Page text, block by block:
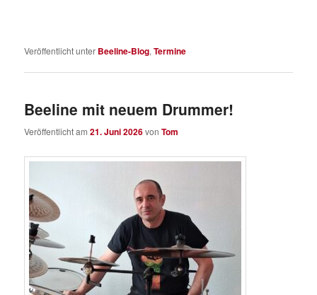
Veröffentlicht unter Beeline-Blog,Termine
Beeline mit neuem Drummer!
Veröffentlicht am21. Juni 2026vonTom